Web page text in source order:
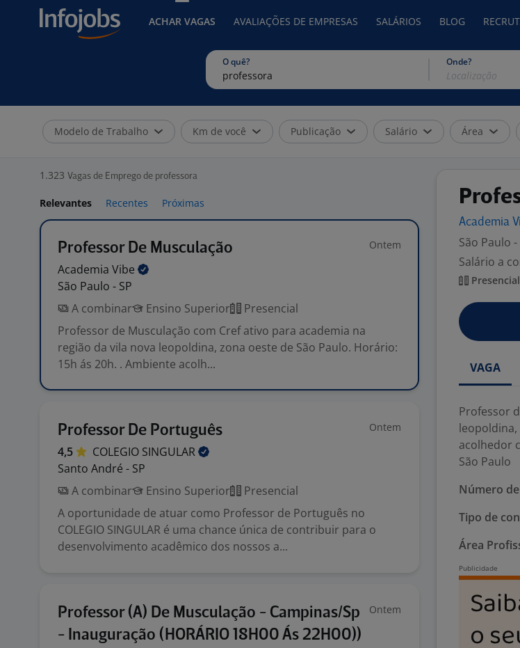
ACHAR VAGAS AVALIAÇÕES DE EMPRESAS SALÁRIOS BLOG
O quê? Onde?
Modelo de Trabalho Km de você Publicação Salário Área
1.323 Vagas de Emprego de professora
Relevantes Recentes Próximas
Professor De Musculação Ontem
Academia Vibe
São Paulo - SP
A combinar
Ensino Superior
Presencial
Professor de Musculação com Cref ativo para academia na
região da vila nova leopoldina, zona oeste de São Paulo. Horário:
15h ás 20h. . Ambiente acolh...
Professor De Português Ontem
4,5 COLEGIO SINGULAR
Santo André - SP
A combinar
Ensino Superior
Presencial
A oportunidade de atuar como Professor de Português no
COLEGIO SINGULAR é uma chance única de contribuir para o
desenvolvimento acadêmico dos nossos a...
Professor (A) De Musculação - Campinas/Sp
- Inauguração (HORÁRIO 18H00 Ás 22H00))
Ontem
Academia
São Paulo -
Salário a
Presencial
VAGA
Professor
leopoldina,
acolhedor
São Paulo
Número
Tipo de
Área